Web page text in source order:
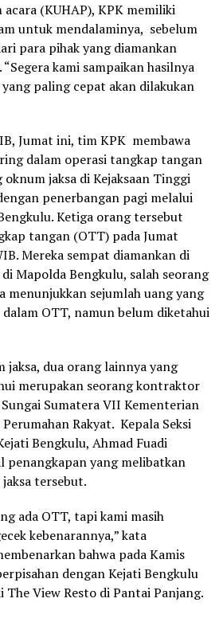
acara (KUHAP), KPK memiliki
untuk mendalaminya, sebelum
para pihak yang diamankan
kami sampaikan hasilnya
paling cepat akan dilakukan
Jumat ini, tim KPK membawa
dalam operasi tangkap tangan
oknum jaksa di Kejaksaan Tinggi
penerbangan pagi melalui
Ketiga orang tersebut
tangan (OTT) pada Jumat
Mereka sempat diamankan di
Mapolda Bengkulu, salah seorang
sejumlah uang yang
OTT, namun belum diketahui
jaksa, dua orang lainnya yang
merupakan seorang kontraktor
Sumatera VII Kementerian
Rakyat. Kepala Seksi
Bengkulu, Ahmad Fuadi
penangkapan yang melibatkan
tersebut.
ada OTT, tapi kami masih
kebenarannya,” kata
bahwa pada Kamis
dengan Kejati Bengkulu
View Resto di Pantai Panjang.